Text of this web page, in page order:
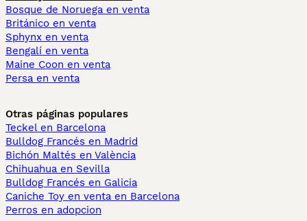
Bosque de Noruega en venta
Británico en venta
Sphynx en venta
Bengalí en venta
Maine Coon en venta
Persa en venta
Otras páginas populares
Teckel en Barcelona
Bulldog Francés en Madrid
Bichón Maltés en València
Chihuahua en Sevilla
Bulldog Francés en Galicia
Caniche Toy en venta en Barcelona
Perros en adopcion